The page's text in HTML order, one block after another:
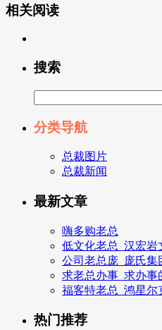
相关阅读
搜索
分类导航
总裁图片
总裁新闻
最新文章
嗨多购老总
低文化老总_汉宏岩
公司老总庞_庞氏集
求老总办事_求办事
福客特老总_鸿星尔
热门推荐